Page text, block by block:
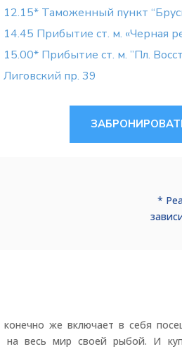
12.15* Таможенный пункт
14.45 Прибытие ст. м. «Черная
15.00* Прибытие ст. м. ”Пл.
Лиговский пр. 39
*
же включает в себя
на весь мир своей рыбой. И